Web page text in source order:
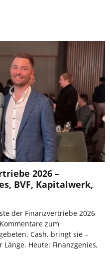
2026 –
BVF, Kapitalwerk,
der Finanzvertriebe 2026
zum
Cash. bringt sie –
Heute: Finanzgenies,